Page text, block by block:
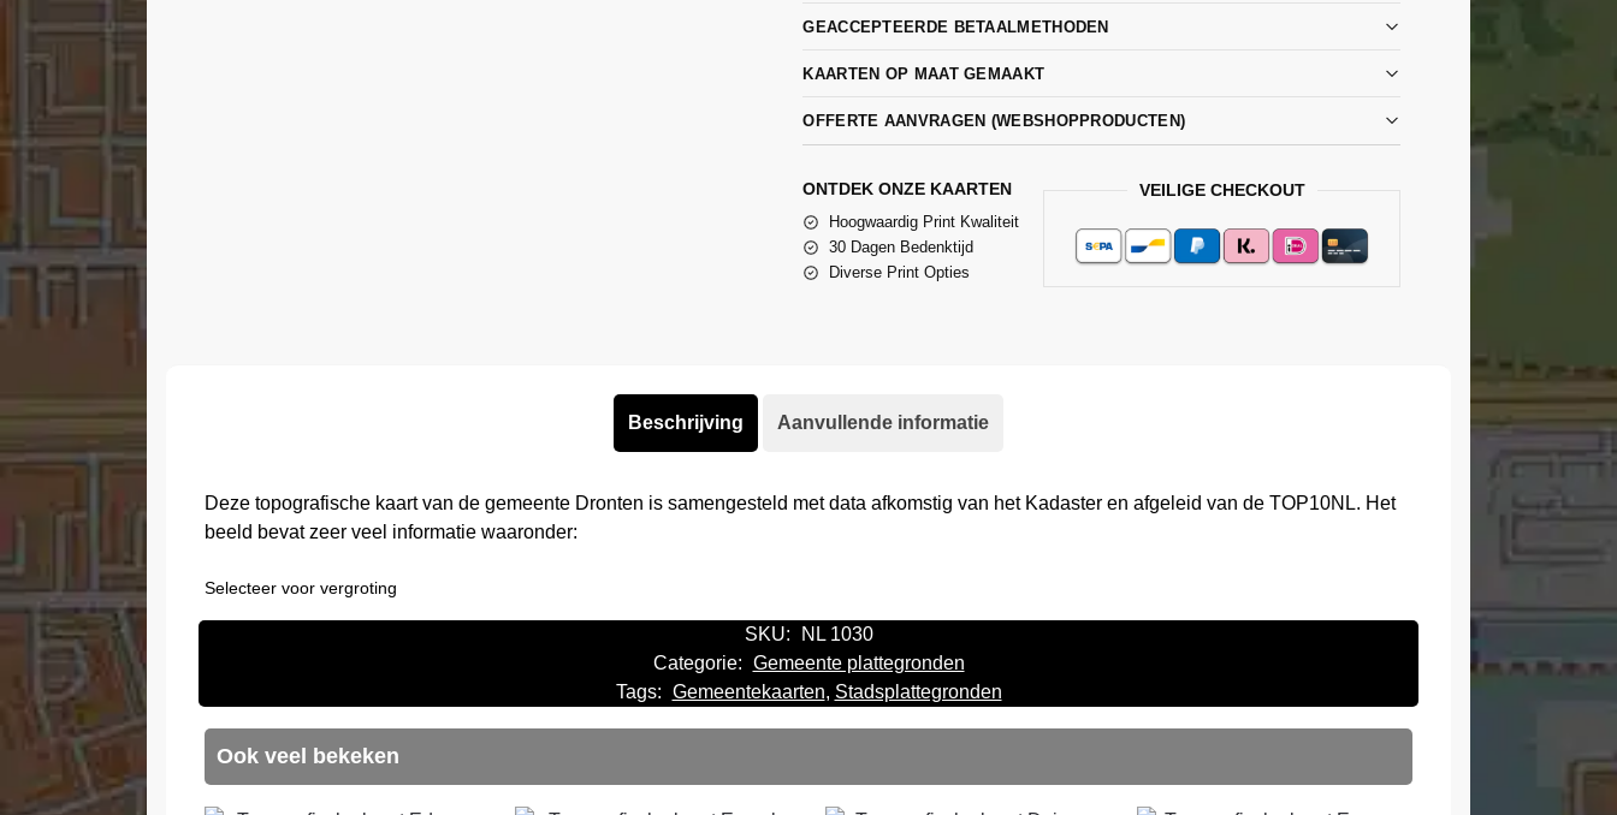
GEACCEPTEERDE BETAALMETHODEN
KAARTEN OP MAAT GEMAAKT
OFFERTE AANVRAGEN (WEBSHOPPRODUCTEN)
ONTDEK ONZE KAARTEN
Hoogwaardig Print Kwaliteit
30 Dagen Bedenktijd
Diverse Print Opties
VEILIGE CHECKOUT
Beschrijving Aanvullende informatie
Deze topografische kaart van de gemeente Dronten is samengesteld met data afkomstig van het Kadaster en afgeleid van de TOP10NL. Het
beeld bevat zeer veel informatie waaronder:
Selecteer voor vergroting
SKU:
NL 1030
Categorie: Gemeente plattegronden
Tags: Gemeentekaarten, Stadsplattegronden
Ook veel bekeken